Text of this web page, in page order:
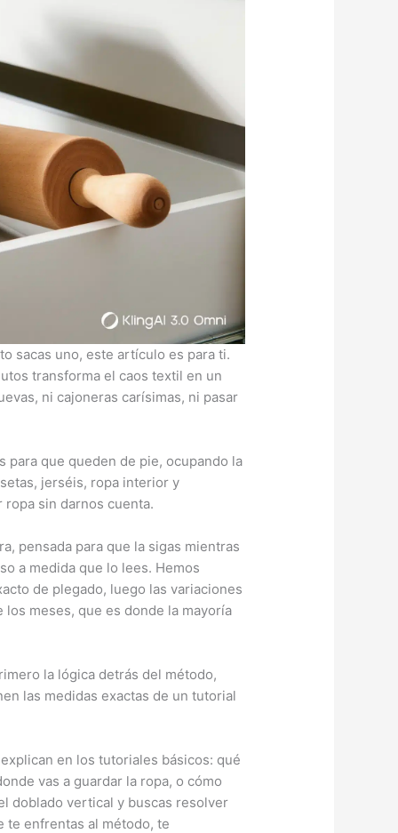
sacas uno, este artículo es para ti.
transforma el caos textil en un
ni cajoneras carísimas, ni pasar
para que queden de pie, ocupando la
jerséis, ropa interior y
sin darnos cuenta.
pensada para que la sigas mientras
a medida que lo lees. Hemos
de plegado, luego las variaciones
meses, que es donde la mayoría
la lógica detrás del método,
las medidas exactas de un tutorial
en los tutoriales básicos: qué
vas a guardar la ropa, o cómo
doblado vertical y buscas resolver
te enfrentas al método, te